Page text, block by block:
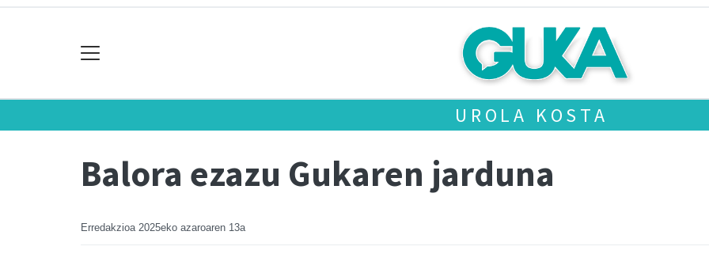
UROLA KOSTA
Balora ezazu Gukaren jarduna
Erredakzioa 2025eko azaroaren 13a